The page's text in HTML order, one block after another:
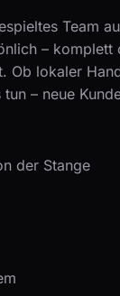
Team
–
Ob lokaler
– neue
der Stange